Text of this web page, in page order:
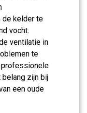
de kelder te
vocht.
ventilatie in
te
professionele
belang zijn bij
een oude